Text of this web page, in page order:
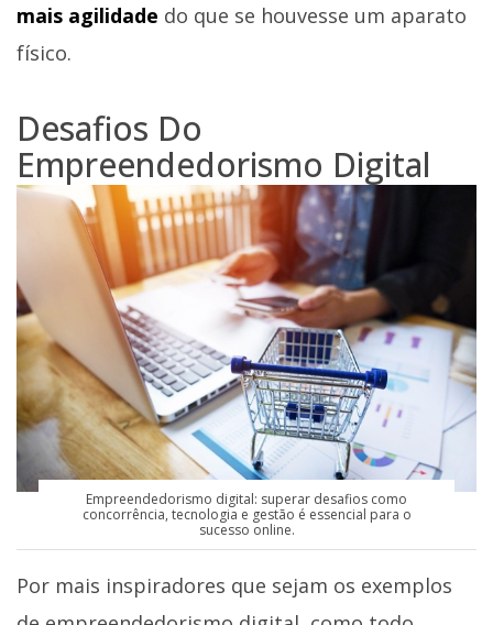
mais agilidade do que se houvesse um aparato
físico.
Desafios Do
Empreendedorismo Digital
Empreendedorismo digital: superar desafios como
concorrência, tecnologia e gestão é essencial para o
sucesso online.
Por mais inspiradores que sejam os exemplos